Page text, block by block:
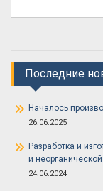
Последние
Началось
26.06.2025
Разработка и
и
24.06.2024